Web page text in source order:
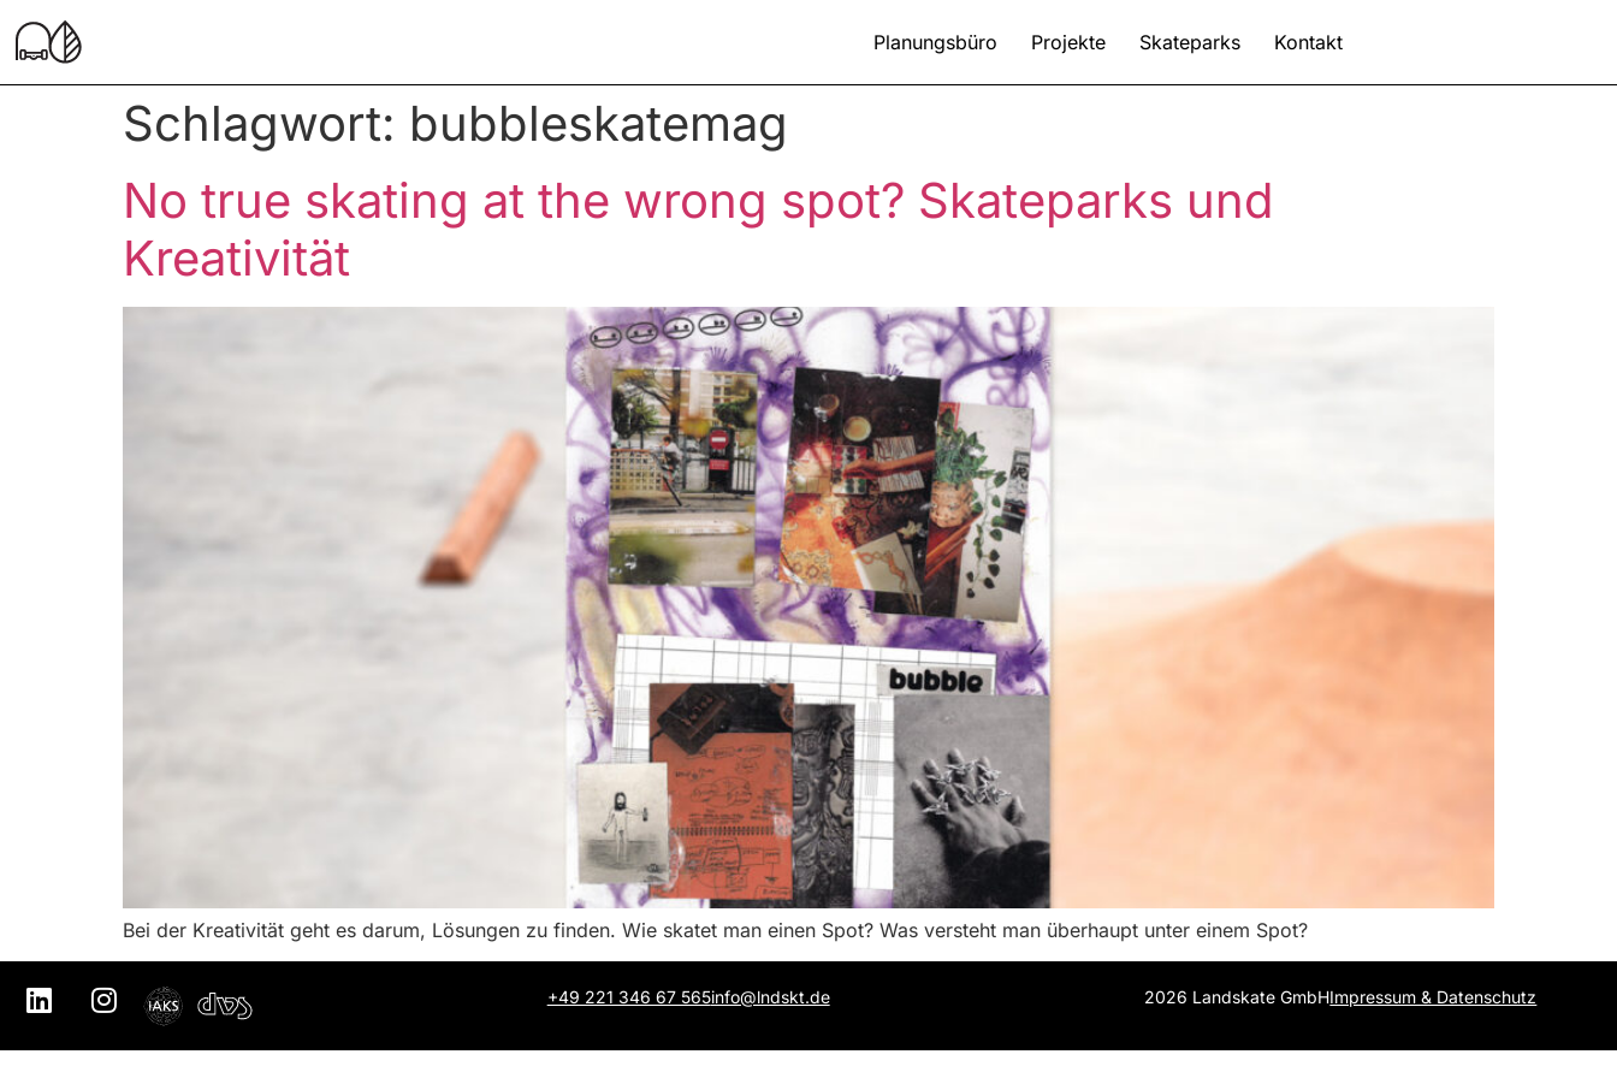
Planungsbüro Projekte Skateparks Kontakt
Schlagwort: bubbleskatemag
No true skating at the wrong spot? Skateparks und
Kreativität
Bei der Kreativität geht es darum, Lösungen zu finden. Wie skatet man einen Spot? Was versteht man überhaupt unter einem Spot?
+49 221 346 67 565info@lndskt.de 2026 Landskate GmbHImpressum & Datenschutz